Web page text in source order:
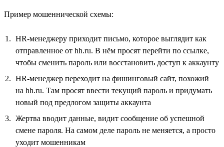
Пример мошеннической схемы:
HR-менеджеру приходит письмо, которое выглядит как
отправленное от hh.ru. В нём просят перейти по ссылке,
чтобы сменить пароль или восстановить доступ к аккаунту
HR-менеджер переходит на фишинговый сайт, похожий
на hh.ru. Там просят ввести текущий пароль и придумать
новый под предлогом защиты аккаунта
Жертва вводит данные, видит сообщение об успешной
смене пароля. На самом деле пароль не меняется, а просто
уходит мошенникам